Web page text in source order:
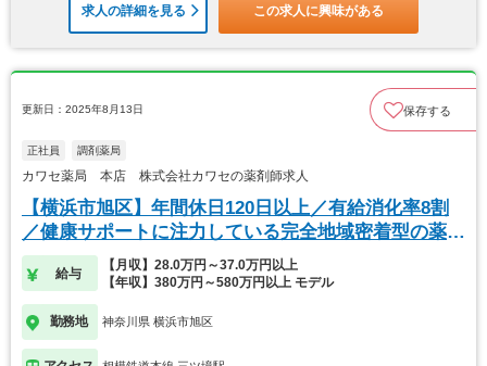
求人の詳細を見る この求人に興味がある
更新日：2025年8月13日 保存する
正社員 調剤薬局
カワセ薬局 本店 株式会社カワセの薬剤師求人
【横浜市旭区】年間休日120日以上／有給消化率8割
／健康サポートに注力している完全地域密着型の薬
局！
給与
【月収】28.0万円～37.0万円以上
【年収】380万円～580万円以上 モデル
勤務地 神奈川県 横浜市旭区